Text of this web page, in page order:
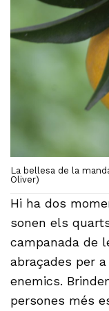
La bellesa de la
Oliver)
Hi ha dos
sonen els
campanada de
abraçades per
enemics.
persones més